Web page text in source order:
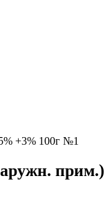
+3% 100г №1
прим.)